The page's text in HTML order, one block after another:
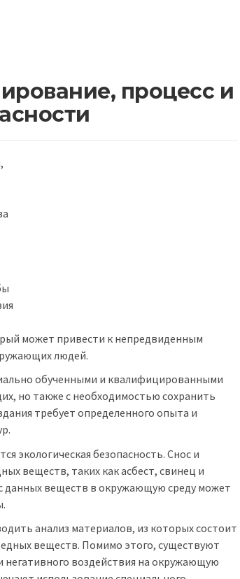
процесс и
может привести к непредвиденным
людей.
обученными и квалифицированными
но также с необходимостью сохранить
требует определенного опыта и
экологическая безопасность. Снос и
веществ, таких как асбест, свинец и
данных веществ в окружающую среду может
анализ материалов, из которых состоит
веществ. Помимо этого, существуют
воздействия на окружающую